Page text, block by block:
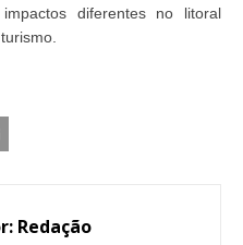
diferentes no litoral
Redação